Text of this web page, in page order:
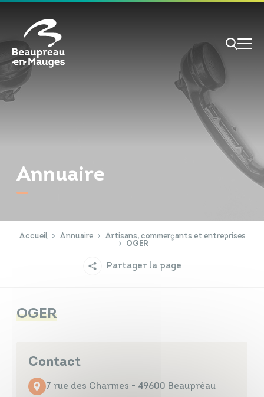
RECHERCHE
Annuaire
Accueil Annuaire
Artisans, commerçants et entreprises
OGER
Partager la page
OGER
Contact
7 rue des Charmes - 49600 Beaupréau
Annuaires
Cookies management panel